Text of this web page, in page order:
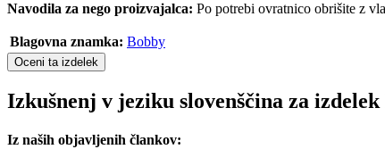
Navodila za nego proizvajalca: Po potrebi ovratnico obrišite z
Blagovna znamka: Bobby
Oceni ta izdelek
Izkušnenj v jeziku slovenščina za
Iz naših objavljenih člankov: